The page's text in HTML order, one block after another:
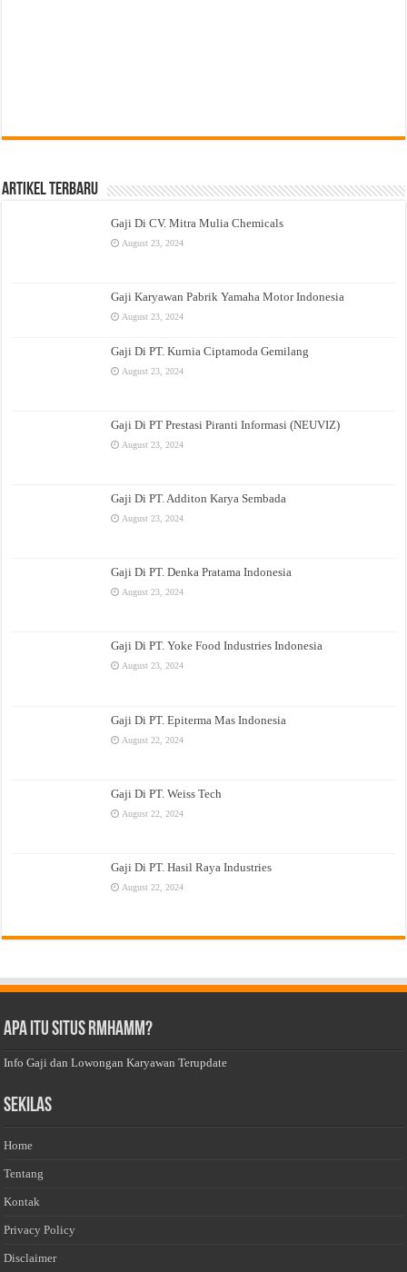
Artikel Terbaru
Gaji Di CV. Mitra Mulia Chemicals
August 23, 2024
Gaji Karyawan Pabrik Yamaha Motor Indonesia
August 23, 2024
Gaji Di PT. Kurnia Ciptamoda Gemilang
August 23, 2024
Gaji Di PT Prestasi Piranti Informasi (NEUVIZ)
August 23, 2024
Gaji Di PT. Additon Karya Sembada
August 23, 2024
Gaji Di PT. Denka Pratama Indonesia
August 23, 2024
Gaji Di PT. Yoke Food Industries Indonesia
August 23, 2024
Gaji Di PT. Epiterma Mas Indonesia
August 22, 2024
Gaji Di PT. Weiss Tech
August 22, 2024
Gaji Di PT. Hasil Raya Industries
August 22, 2024
Apa Itu Situs Rmhamm?
Info Gaji dan Lowongan Karyawan Terupdate
Sekilas
Home
Tentang
Kontak
Privacy Policy
Disclaimer